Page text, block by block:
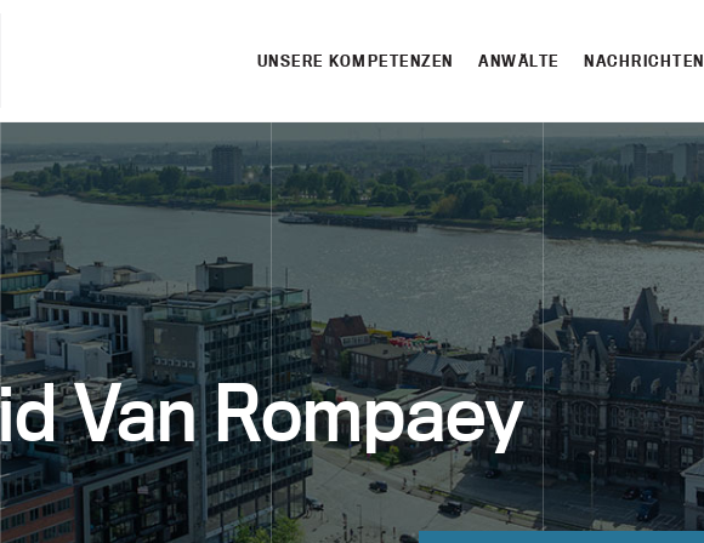
UNSERE KOMPETENZEN ANWÄLTE NACHRICHTEN
Van Rompaey